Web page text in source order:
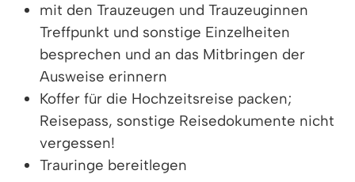
mit den Trauzeugen und Trauzeuginnen
Treffpunkt und sonstige Einzelheiten
besprechen und an das Mitbringen der
Ausweise erinnern
Koffer für die Hochzeitsreise packen;
Reisepass, sonstige Reisedokumente nicht
vergessen!
Trauringe bereitlegen